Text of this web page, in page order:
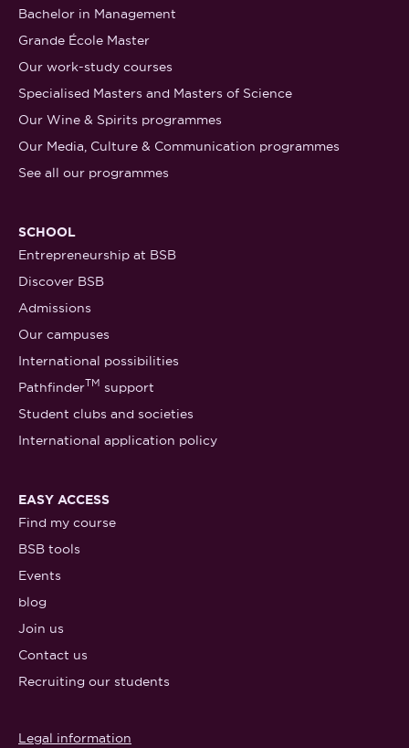
Bachelor in Management
Grande École Master
Our work-study courses
Specialised Masters and Masters of Science
Our Wine & Spirits programmes
Our Media, Culture & Communication programmes
See all our programmes
SCHOOL
Entrepreneurship at BSB
Discover BSB
Admissions
Our campuses
International possibilities
PathfinderTM support
Student clubs and societies
International application policy
EASY ACCESS
Find my course
BSB tools
Events
blog
Join us
Contact us
Recruiting our students
Legal information